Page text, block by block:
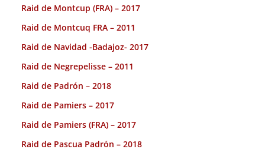
Raid de Montcup (FRA) – 2017
Raid de Montcuq FRA – 2011
Raid de Navidad -Badajoz- 2017
Raid de Negrepelisse – 2011
Raid de Padrón – 2018
Raid de Pamiers – 2017
Raid de Pamiers (FRA) – 2017
Raid de Pascua Padrón – 2018